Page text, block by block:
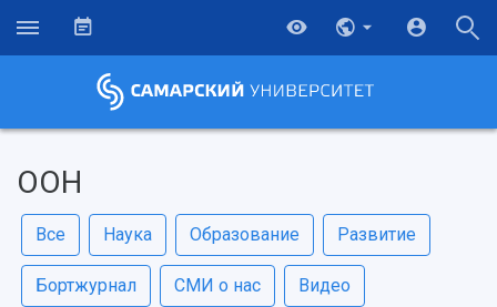
ООН
Все Наука Образование Развитие
Бортжурнал СМИ о нас Видео